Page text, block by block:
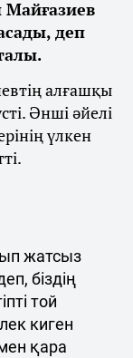
деп
алғашқы
Әнші әйелі
үлкен
жатсыз
біздің
той
киген
қара